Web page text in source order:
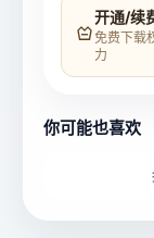
模型名称
开通/续
免费下载
力
你可能也喜欢